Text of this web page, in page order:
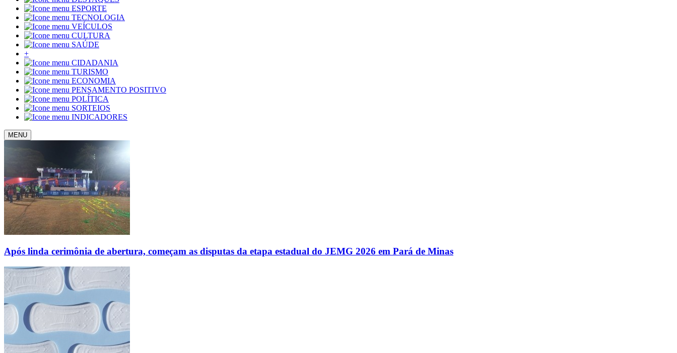
ESPORTE
TECNOLOGIA
VEÍCULOS
CULTURA
SAÚDE
+
CIDADANIA
TURISMO
ECONOMIA
PENSAMENTO POSITIVO
POLÍTICA
SORTEIOS
INDICADORES
MENU
Após linda cerimônia de abertura, começam as disputas da etapa estadual do JEMG 2026 em Pará de Minas